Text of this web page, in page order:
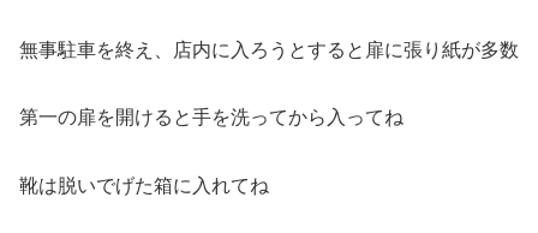
無事駐車を終え、店内に入ろうとすると扉に張り紙が多数
第一の扉を開けると手を洗ってから入ってね
靴は脱いでげた箱に入れてね